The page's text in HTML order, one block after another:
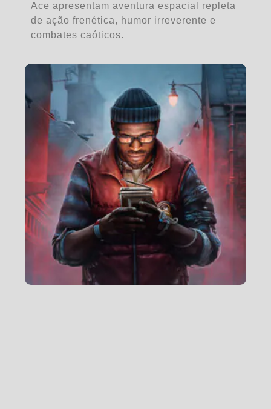
Ace apresentam aventura espacial repleta
de ação frenética, humor irreverente e
combates caóticos.